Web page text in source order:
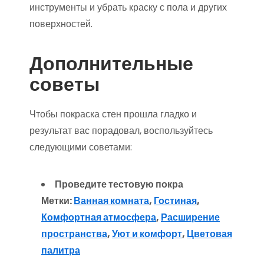
инструменты и убрать краску с пола и других
поверхностей.
Дополнительные
советы
Чтобы покраска стен прошла гладко и
результат вас порадовал, воспользуйтесь
следующими советами:
Проведите тестовую покра
Метки:Ванная комната, Гостиная,
Комфортная атмосфера, Расширение
пространства,Уют и комфорт, Цветовая
палитра